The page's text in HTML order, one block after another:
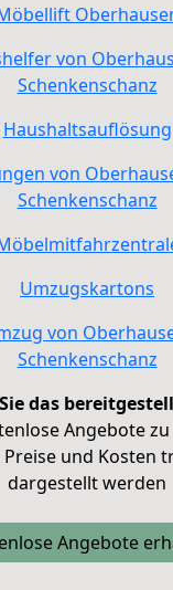
von
Schenkenschanz
Haushaltsauflösung
von
Schenkenschanz
Umzugskartons
von
Schenkenschanz
das
Angebote
Preise und Kosten
dargestellt werden
Angebote